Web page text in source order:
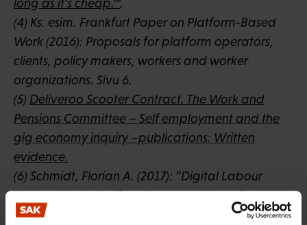
(4) Ks. esim. Frankfurt Paper on Platform-Based
Work (2016): Proposals for platform operators,
clients, policy makers, workers and worker
organizations. Sivu 6.
(5) Deliveroo Scooter Contract. The Work and
Pensions Committee – Self employment and the
gig economy inquiry –publications: Written
evidence.
(6) Schmidt, Florian A. (2017): ”Digital Labour
Markets in the Platform Economy: Mapping the
Political Challenges of Crowd Work and Gig